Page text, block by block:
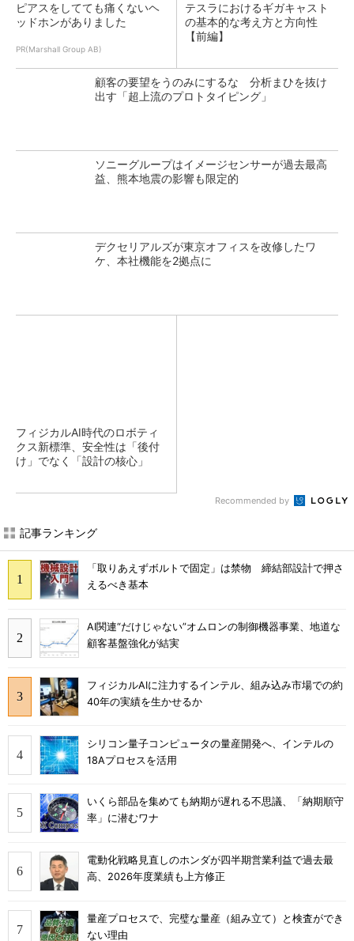
ピアスをしてても痛くないヘ
ッドホンがありました
PR(Marshall Group AB)
テスラにおけるギガキャスト
の基本的な考え方と方向性
【前編】
顧客の要望をうのみにするな 分析まひを抜け
出す「超上流のプロトタイピング」
ソニーグループはイメージセンサーが過去最高
益、熊本地震の影響も限定的
デクセリアルズが東京オフィスを改修したワ
ケ、本社機能を2拠点に
フィジカルAI時代のロボティ
クス新標準、安全性は「後付
け」でなく「設計の核心」
Recommended by
記事ランキング
「取りあえずボルトで固定」は禁物 締結部設計で押さ
えるべき基本
AI関連“だけじゃない”オムロンの制御機器事業、地道な
顧客基盤強化が結実
フィジカルAIに注力するインテル、組み込み市場での約
40年の実績を生かせるか
シリコン量子コンピュータの量産開発へ、インテルの
18Aプロセスを活用
いくら部品を集めても納期が遅れる不思議、「納期順守
率」に潜むワナ
電動化戦略見直しのホンダが四半期営業利益で過去最
高、2026年度業績も上方修正
量産プロセスで、完璧な量産（組み立て）と検査ができ
ない理由